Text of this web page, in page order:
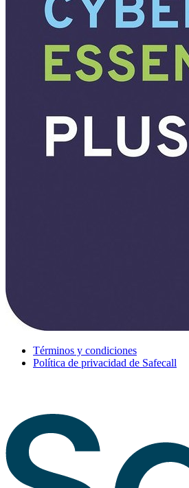
Términos y condiciones
Política de privacidad de Safecall